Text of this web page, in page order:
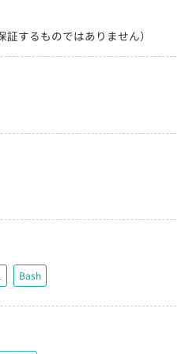
証するものではありません）
Bash